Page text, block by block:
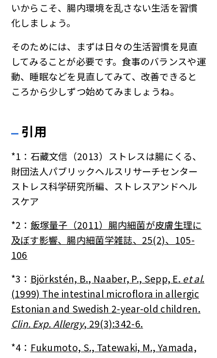
いからこそ、腸内環境を乱さない生活を習慣
化しましょう。
そのためには、まずは日々の生活習慣を見直
してみることが必要です。食事のバランスや運
動、睡眠などを見直してみて、改善できると
ころから少しずつ始めてみましょうね。
引用
*1：石藏文信（2013）ストレスは腸にくる、
財団法人パブリックヘルスリサーチセンター
ストレス科学研究所編、ストレスアンドヘル
スケア
*2： 飯塚量子（2011）腸内細菌が皮膚生理に
及ぼす影響、腸内細菌学雑誌、25(2)、105-
106
*3： Björkstén, B., Naaber, P., Sepp, E. et al.
(1999) The intestinal microflora in allergic
Estonian and Swedish 2-year-old children.
Clin. Exp. Allergy, 29(3):342-6.
*4： Fukumoto, S., Tatewaki, M., Yamada,